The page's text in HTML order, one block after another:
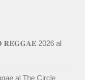
2026 al
al The Circle